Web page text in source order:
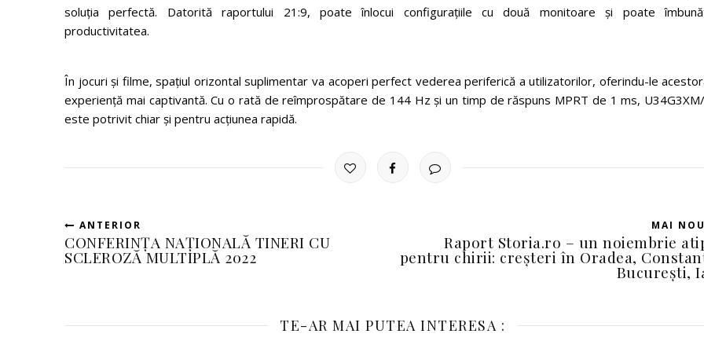
soluția perfectă. Datorită raportului 21:9, poate înlocui configurațiile cu două monitoare și poate
productivitatea.
În jocuri și filme, spațiul orizontal suplimentar va acoperi perfect vederea periferică a utilizatorilor, oferindu-le
experiență mai captivantă. Cu o rată de reîmprospătare de 144 Hz și un timp de răspuns MPRT de 1 ms,
este potrivit chiar și pentru acțiunea rapidă.
ANTERIOR
CONFERINȚA NAȚIONALĂ TINERI CU
SCLEROZĂ MULTIPLĂ 2022
MAI NOU
Raport Storia.ro – un noiembrie
pentru chirii: creșteri în Oradea,
București,
TE-AR MAI PUTEA INTERESA :